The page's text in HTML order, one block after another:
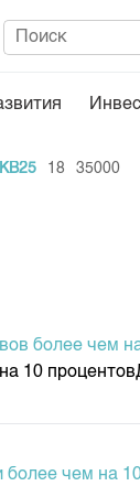
Котировки
18 35000
более чем
10
чем на